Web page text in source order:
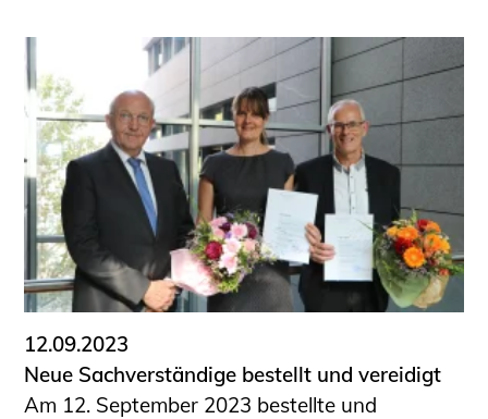
Fachlisten
Bauherren-ABC
Informationen für Schülerinnen,
Schüler und Studierende
Projekte für Schülerinnen und Schüler
START.ING. Das Studierenden Praxis-
Programm
Wissenswertes für Studierende
Wettbewerbe für Studierende
Kammer Newsletter
Presse
12.09.2023
Neue Sachverständige bestellt und vereidigt
Am 12. September 2023 bestellte und